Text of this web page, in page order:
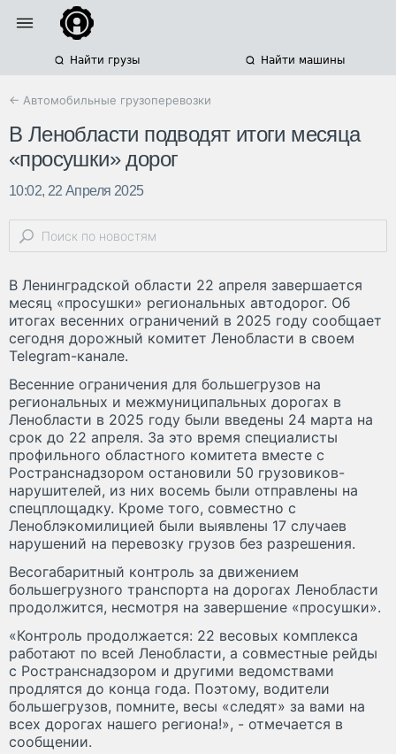
Найти грузы Найти машины
← Автомобильные грузоперевозки
В Ленобласти подводят итоги месяца
«просушки» дорог
10:02, 22 Апреля 2025
В Ленинградской области 22 апреля завершается
месяц «просушки» региональных автодорог. Об
итогах весенних ограничений в 2025 году сообщает
сегодня дорожный комитет Ленобласти в своем
Telegram-канале.
Весенние ограничения для большегрузов на
региональных и межмуниципальных дорогах в
Ленобласти в 2025 году были введены 24 марта на
срок до 22 апреля. За это время специалисты
профильного областного комитета вместе с
Ространснадзором остановили 50 грузовиков-
нарушителей, из них восемь были отправлены на
спецплощадку. Кроме того, совместно с
Леноблэкомилицией были выявлены 17 случаев
нарушений на перевозку грузов без разрешения.
Весогабаритный контроль за движением
большегрузного транспорта на дорогах Ленобласти
продолжится, несмотря на завершение «просушки».
«Контроль продолжается: 22 весовых комплекса
работают по всей Ленобласти, а совместные рейды
с Ространснадзором и другими ведомствами
продлятся до конца года. Поэтому, водители
большегрузов, помните, весы «следят» за вами на
всех дорогах нашего региона!», - отмечается в
сообщении.